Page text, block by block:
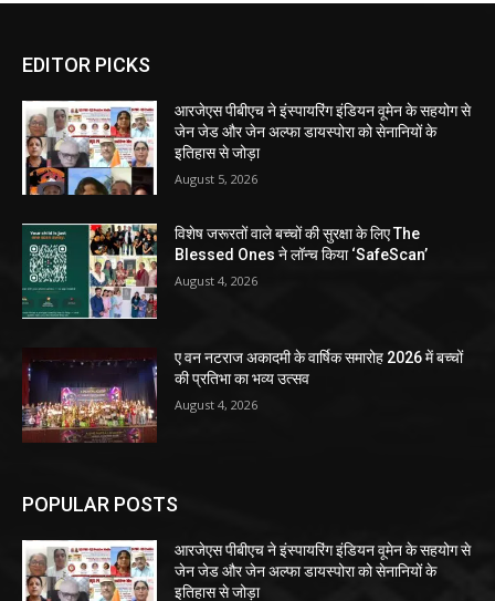
EDITOR PICKS
आरजेएस पीबीएच ने इंस्पायरिंग इंडियन वूमेन के सहयोग से
जेन जेड और जेन अल्फा डायस्पोरा को सेनानियों के
इतिहास से जोड़ा
August 5, 2026
विशेष जरूरतों वाले बच्चों की सुरक्षा के लिए The
Blessed Ones ने लॉन्च किया ‘SafeScan’
August 4, 2026
ए वन नटराज अकादमी के वार्षिक समारोह 2026 में बच्चों
की प्रतिभा का भव्य उत्सव
August 4, 2026
POPULAR POSTS
आरजेएस पीबीएच ने इंस्पायरिंग इंडियन वूमेन के सहयोग से
जेन जेड और जेन अल्फा डायस्पोरा को सेनानियों के
इतिहास से जोड़ा